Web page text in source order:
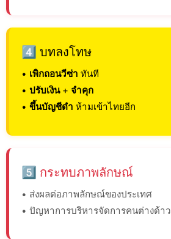
4️⃣ บทลงโทษ
• เพิกถอนวีซ่า ทันที
• ปรับเงิน+ จำคุก
• ขึ้นบัญชีดำ ห้ามเข้าไทยอีก
5️⃣ กระทบภาพลักษณ์
• ส่งผลต่อภาพลักษณ์ของประเทศ
• ปัญหาการบริหารจัดการคนต่างด้าว